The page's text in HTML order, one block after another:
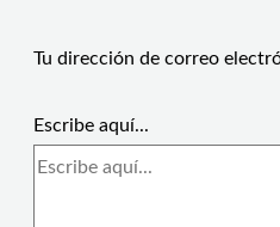
Tu dirección de correo
Escribe aquí...